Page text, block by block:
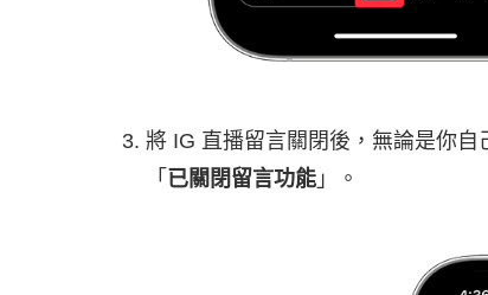
將 IG 直播留言關閉後，無論是你
「 已關閉留言功能 」。